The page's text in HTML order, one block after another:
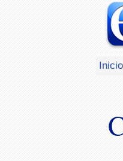
Inicio